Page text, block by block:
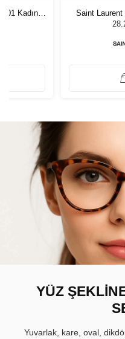
Kadın
Saint Laurent
YÜZ
Yuvarlak, kare, oval,